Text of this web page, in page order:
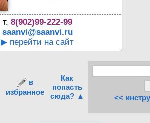
т. 8(902)99-222-99
saanvi@saanvi.ru
▶ перейти на сайт
в
избранное
Как
попасть
сюда? ▲
<<